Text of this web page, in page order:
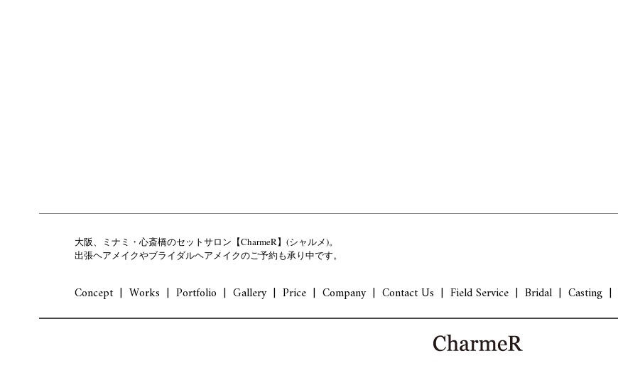
大阪、ミナミ・心斎橋のセットサロン【CharmeR】(シャルメ)。
出張ヘアメイクやブライダルヘアメイクのご予約も承り中です。
Concept Works Portfolio Gallery Price Company Contact Us Field Service Bridal Casting